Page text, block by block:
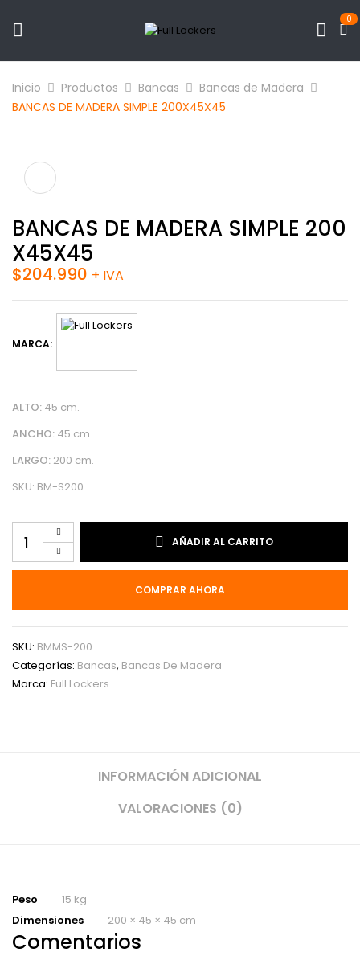
0
Inicio Productos Bancas
Bancas de Madera
BANCAS DE MADERA SIMPLE 200X45X45
BANCAS DE MADERA SIMPLE 200
X45X45
$204.990 + IVA
MARCA:
ALTO: 45 cm.
ANCHO: 45 cm.
LARGO: 200 cm.
SKU: BM-S200
MADERA
cantidad
AÑADIR AL CARRITO
COMPRAR AHORA
SKU: BMMS-200
Categorías: Bancas, Bancas De Madera
Marca: Full Lockers
INFORMACIÓN ADICIONAL
VALORACIONES (0)
Peso
15 kg
Dimensiones
200 × 45 × 45 cm
Comentarios